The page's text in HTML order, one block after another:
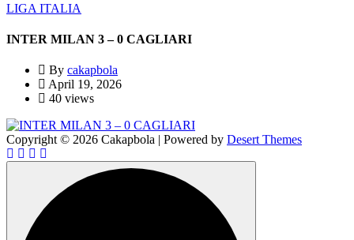
LIGA ITALIA
INTER MILAN 3 – 0 CAGLIARI
By cakapbola
April 19, 2026
40 views
Copyright © 2026 Cakapbola | Powered by Desert Themes